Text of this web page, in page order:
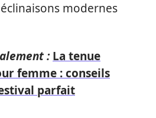
modernes
: La tenue
femme : conseils
parfait